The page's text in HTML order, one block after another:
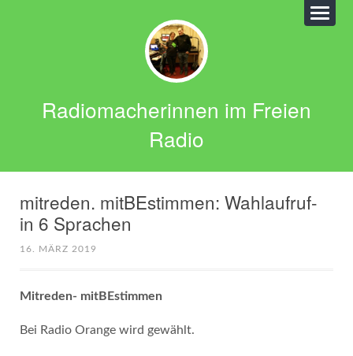
Radiomacherinnen im Freien
Radio
mitreden. mitBEstimmen: Wahlaufruf-
in 6 Sprachen
16. MÄRZ 2019
Mitreden- mitBEstimmen
Bei Radio Orange wird gewählt.